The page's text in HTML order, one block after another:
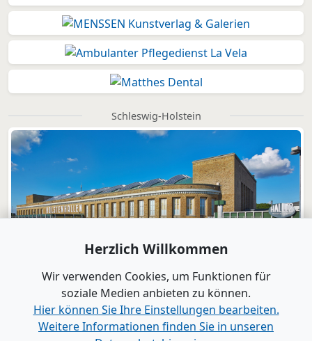
Schleswig-Holstein
Herzlich Willkommen
Wir verwenden Cookies, um Funktionen für
soziale Medien anbieten zu können.
Hier können Sie Ihre Einstellungen bearbeiten.
Weitere Informationen finden Sie in unseren